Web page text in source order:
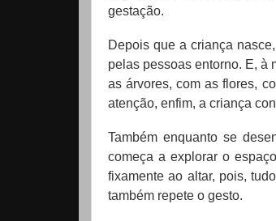
gestação.
Depois que a criança
pelas pessoas entorno. E, à
as árvores, com as flores,
atenção, enfim, a criança
Também enquanto se
começa a explorar o
fixamente ao altar, pois,
também repete o gesto.